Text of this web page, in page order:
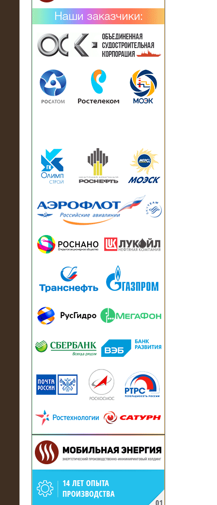
02.02.2019
Нагрузочный комплекс 26 МВт (10
кВ) поставлен в аренду на
13.07.2018
модуль в контейнере 2700 кВА на
Балтийский завод
Активно-реактивные нагрузочные
модули 15 МВт (21,5 МВА) На Кубок
конфедераций